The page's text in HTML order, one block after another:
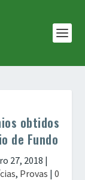
obtidos
de Fundo
27, 2018 |
, Provas | 0